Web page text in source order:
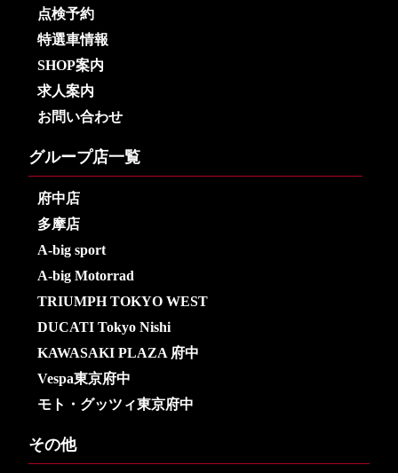
点検予約
特選車情報
SHOP案内
求人案内
お問い合わせ
グループ店一覧
府中店
多摩店
A-big sport
A-big Motorrad
TRIUMPH TOKYO WEST
DUCATI Tokyo Nishi
KAWASAKI PLAZA 府中
Vespa東京府中
モト・グッツィ東京府中
その他